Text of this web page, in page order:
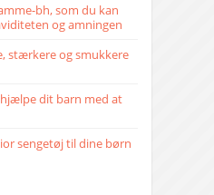
bh, som du kan
og amningen
stærkere og smukkere
dit barn med at
sengetøj til dine børn